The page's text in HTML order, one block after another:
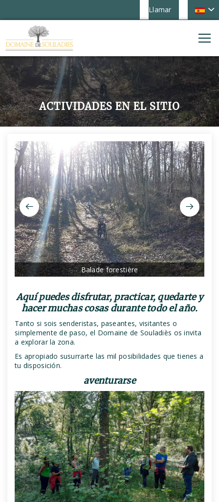
Llamar
ACTIVIDADES EN EL SITIO
Balade forestière
Aquí puedes disfrutar, practicar, quedarte y
hacer muchas cosas durante todo el año.
Tanto si sois senderistas, paseantes, visitantes o
simplemente de paso, el Domaine de Souladiès os invita
a explorar la zona.
Es apropiado susurrarte las mil posibilidades que tienes a
tu disposición.
aventurarse